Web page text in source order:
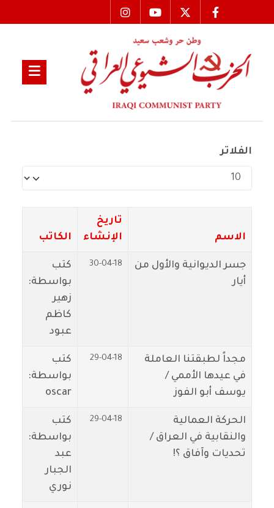
الفلاتر
عدد الإظهارات:
الاسم
تاريخ
الإنشاء
الكاتب
جسر الديوانية والأول من
أيار
30-04-18
كتب
بواسطة:
زهير
كاظم
عبود
مجداً لطبقتنا العاملة
في عيدها الأممي /
يوسف أبو الفوز
29-04-18
كتب
بواسطة:
oscar
الحركة العمالية
والنقابية في العراق /
تحديات وآفاق ؟!
29-04-18
كتب
بواسطة:
عبد
الجبار
نوري